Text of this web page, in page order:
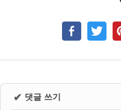
✔ 댓글 쓰기